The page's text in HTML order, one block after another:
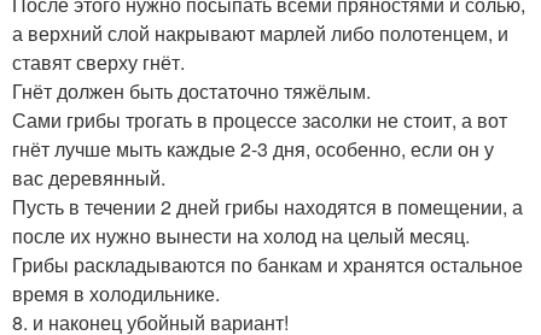
а верхний слой накрывают марлей либо полотенцем, и
ставят сверху гнёт.
Гнёт должен быть достаточно тяжёлым.
Сами грибы трогать в процессе засолки не стоит, а вот
гнёт лучше мыть каждые 2-3 дня, особенно, если он у
вас деревянный.
Пусть в течении 2 дней грибы находятся в помещении, а
после их нужно вынести на холод на целый месяц.
Грибы раскладываются по банкам и хранятся остальное
время в холодильнике.
8. и наконец убойный вариант!